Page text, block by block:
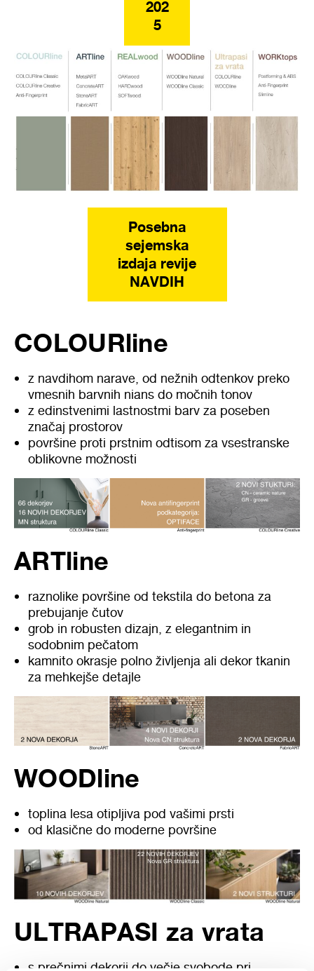
202
5
Posebna
sejemska
izdaja revije
NAVDIH
COLOURline
z navdihom narave, od nežnih odtenkov preko
vmesnih barvnih nians do močnih tonov
z edinstvenimi lastnostmi barv za poseben
značaj prostorov
površine proti prstnim odtisom za vsestranske
oblikovne možnosti
ARTline
raznolike površine od tekstila do betona za
prebujanje čutov
grob in robusten dizajn, z elegantnim in
sodobnim pečatom
kamnito okrasje polno življenja ali dekor tkanin
za mehkejše detajle
WOODline
toplina lesa otipljiva pod vašimi prsti
od klasične do moderne površine
ULTRAPASI za vrata
s prečnimi dekorji do večje svobode pri